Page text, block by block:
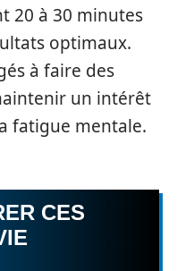
20 à 30 minutes
optimaux.
à faire des
un intérêt
fatigue mentale.
CES